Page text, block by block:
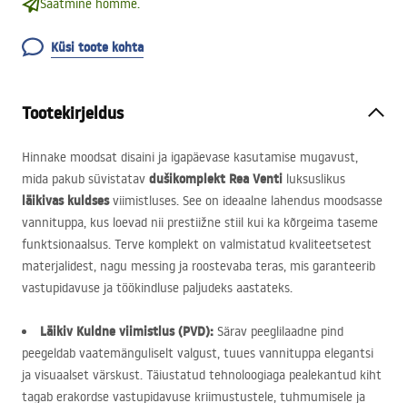
Saatmine homme.
Küsi toote kohta
Tootekirjeldus
Hinnake moodsat disaini ja igapäevase kasutamise mugavust,
mida pakub süvistatav dušikomplekt Rea Venti luksuslikus
läikivas kuldsesviimistluses. See on ideaalne lahendus moodsasse
vannituppa, kus loevad nii prestiižne stiil kui ka kõrgeima taseme
funktsionaalsus. Terve komplekt on valmistatud kvaliteetsetest
materjalidest, nagu messing ja roostevaba teras, mis garanteerib
vastupidavuse ja töökindluse paljudeks aastateks.
Läikiv Kuldne viimistlus (PVD): Särav peeglilaadne pind
peegeldab vaatemänguliselt valgust, tuues vannituppa elegantsi
ja visuaalset värskust. Täiustatud tehnoloogiaga pealekantud kiht
tagab erakordse vastupidavuse kriimustustele, tuhmumisele ja